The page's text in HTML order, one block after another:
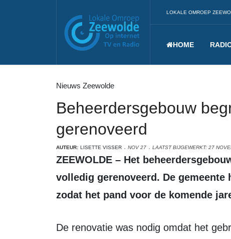
LOKALE OMROEP
HOME
Nieuws Zeewolde
Beheerdersgebouw
gerenoveerd
AUTEUR: LISETTE VISSER NOV 27 LAATST BIJGEWERKT: 27
ZEEWOLDE – Het beheerdersgebouw op de begraafplaats van Zeewolde is
volledig gerenoveerd. De
zodat het pand voor de komende
De renovatie was nodig omdat het gebruik van het pand is veranderd en het